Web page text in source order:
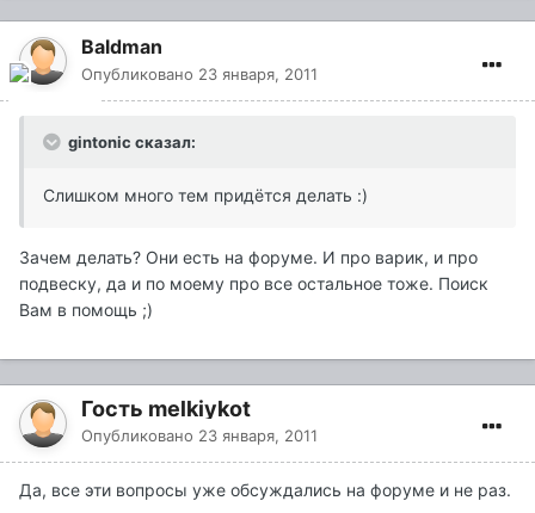
Baldman
Опубликовано 23 января, 2011
gintonic сказал:
Слишком много тем придётся делать :)
Зачем делать? Они есть на форуме. И про варик, и про
подвеску, да и по моему про все остальное тоже. Поиск
Вам в помощь ;)
Гость melkiykot
Опубликовано 23 января, 2011
Да, все эти вопросы уже обсуждались на форуме и не раз.